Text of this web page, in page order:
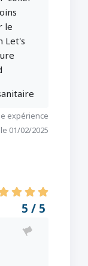
le
Let's
expérience
01/02/2025
5 / 5